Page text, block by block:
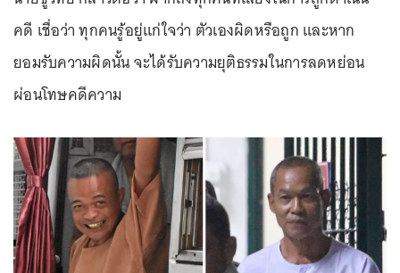
คดี เชื่อว่า ทุกคนรู้อยู่แก่ใจว่า ตัวเองผิดหรือถูก และหาก
ยอมรับความผิดนั้น จะได้รับความยุติธรรมในการลดหย่อน
ผ่อนโทษคดีความ